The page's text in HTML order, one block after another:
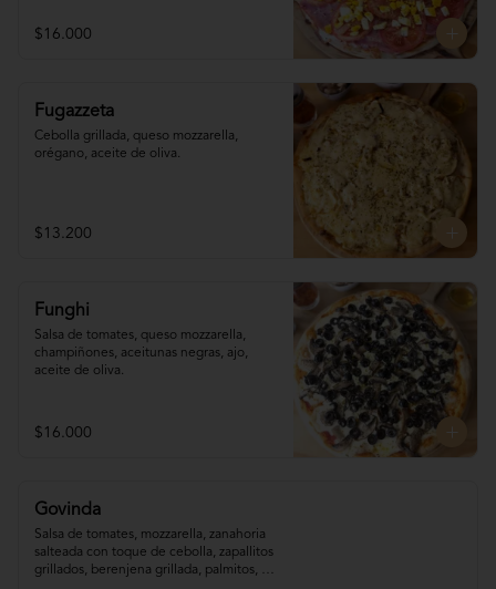
$16.000
Fugazzeta
Cebolla grillada, queso mozzarella,
orégano, aceite de oliva.
$13.200
Funghi
Salsa de tomates, queso mozzarella,
champiñones, aceitunas negras, ajo,
aceite de oliva.
$16.000
Govinda
Salsa de tomates, mozzarella, zanahoria
salteada con toque de cebolla, zapallitos
grillados, berenjena grillada, palmitos,